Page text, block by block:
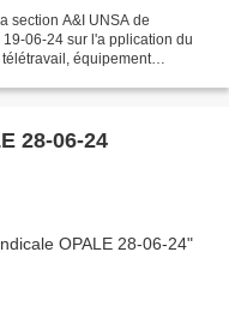
section A&I UNSA de
19-06-24 sur l'a pplication du
équipement
28-06-24